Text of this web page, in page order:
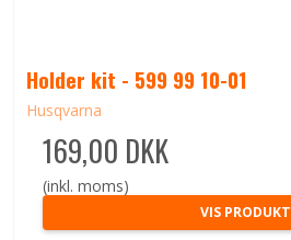
Holder kit - 599 99 10-01
Husqvarna
169,00 DKK
(inkl. moms)
VIS PRODUKT